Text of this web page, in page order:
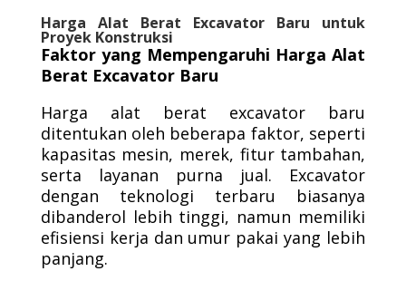
Harga Alat Berat Excavator Baru untuk
Proyek Konstruksi
Faktor yang Mempengaruhi Harga Alat
Berat Excavator Baru
Harga alat berat excavator baru
ditentukan oleh beberapa faktor, seperti
kapasitas mesin, merek, fitur tambahan,
serta layanan purna jual. Excavator
dengan teknologi terbaru biasanya
dibanderol lebih tinggi, namun memiliki
efisiensi kerja dan umur pakai yang lebih
panjang.